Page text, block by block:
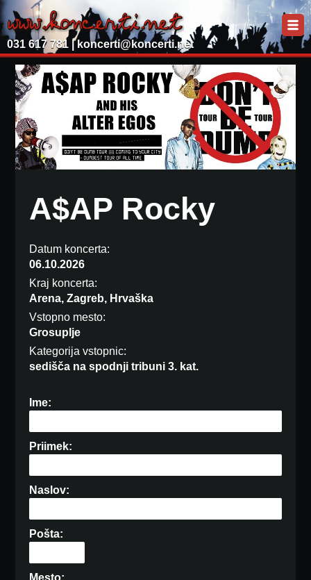
031 617 781 | koncerti@koncerti.net
A$AP Rocky
Datum koncerta:
06.10.2026
Kraj koncerta:
Arena, Zagreb, Hrvaška
Vstopno mesto:
Grosuplje
Kategorija vstopnic:
sedišča na spodnji tribuni 3. kat.
Ime:
Priimek:
Naslov:
Pošta: